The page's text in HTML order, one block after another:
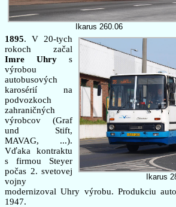
Ikarus 260.06
Ikarus
1895. V 20-tych
rokoch začal
Imre Uhry s
výrobou
autobusových
karosérií na
podvozkoch
zahraničných
výrobcov (Graf
und Stift,
MAVAG, ...).
Vďaka kontraktu
s firmou Steyer
počas 2. svetovej
vojny
modernizoval Uhry výrobu. Produkciu
1947.